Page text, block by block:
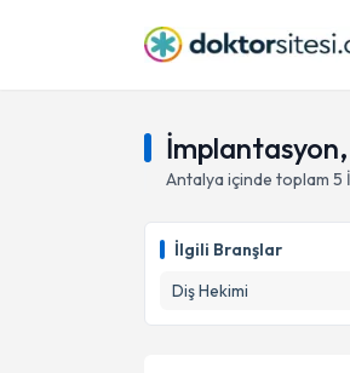
Antalya içinde toplam 5
İlgili Branşlar
Diş Hekimi